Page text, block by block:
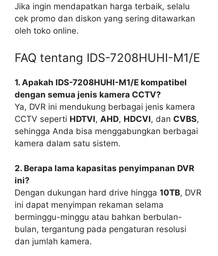
Jika ingin mendapatkan harga terbaik, selalu
cek promo dan diskon yang sering ditawarkan
oleh toko online.
FAQ tentang IDS-7208HUHI-M1/E
1. Apakah IDS-7208HUHI-M1/E kompatibel
dengan semua jenis kamera CCTV?
Ya, DVR ini mendukung berbagai jenis kamera
CCTV seperti HDTVI, AHD, HDCVI, dan CVBS,
sehingga Anda bisa menggabungkan berbagai
kamera dalam satu sistem.
2. Berapa lama kapasitas penyimpanan DVR
ini?
Dengan dukungan hard drive hingga 10TB, DVR
ini dapat menyimpan rekaman selama
berminggu-minggu atau bahkan berbulan-
bulan, tergantung pada pengaturan resolusi
dan jumlah kamera.